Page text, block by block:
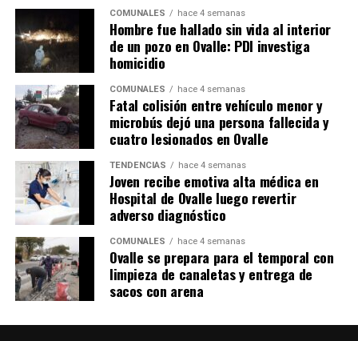
COMUNALES hace 4 semanas
Hombre fue hallado sin vida al interior
de un pozo en Ovalle: PDI investiga
homicidio
COMUNALES hace 4 semanas
Fatal colisión entre vehículo menor y
microbús dejó una persona fallecida y
cuatro lesionados en Ovalle
TENDENCIAS hace 4 semanas
Joven recibe emotiva alta médica en
Hospital de Ovalle luego revertir
adverso diagnóstico
COMUNALES hace 4 semanas
Ovalle se prepara para el temporal con
limpieza de canaletas y entrega de
sacos con arena